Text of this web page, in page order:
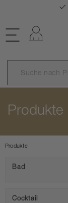
Produkte
Produkte
Bad
Cocktail